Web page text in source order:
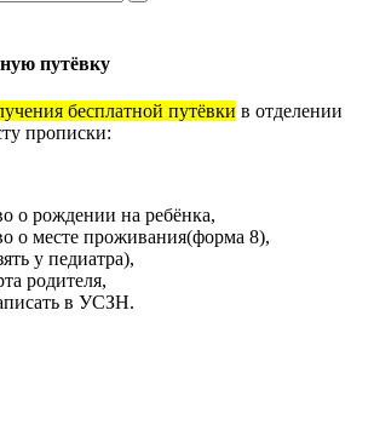
путёвку
бесплатной путёвки в отделении
прописки:
о рождении на ребёнка,
о месте проживания(форма 8),
у педиатра),
родителя,
в УСЗН.